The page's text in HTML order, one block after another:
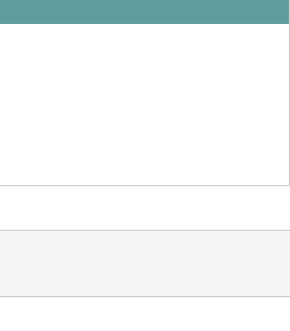
включает в себя
эффективного